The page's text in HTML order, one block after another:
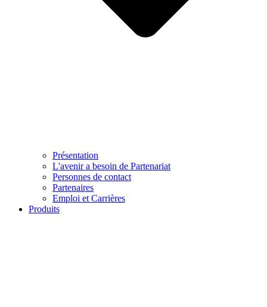
Présentation
L'avenir a besoin de Partenariat
Personnes de contact
Partenaires
Emploi et Carrières
Produits